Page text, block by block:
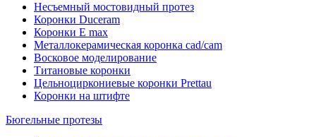
Несъемный мостовидный протез
Коронки Duceram
Коронки E max
Металлокерамическая коронка cad/cam
Восковое моделирование
Титановые коронки
Цельноциркониевые коронки Prettau
Коронки на штифте
Бюгельные протезы